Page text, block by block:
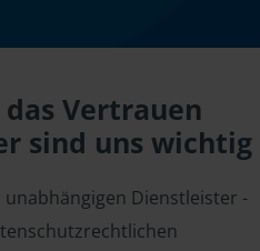
Vertrauen
sind uns wichtig
Dienstleister -